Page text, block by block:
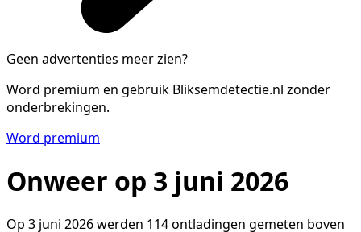
Geen advertenties meer zien?
Word premium en gebruik Bliksemdetectie.nl zonder
onderbrekingen.
Word premium
Onweer op 3 juni 2026
Op 3 juni 2026 werden 114 ontladingen gemeten boven